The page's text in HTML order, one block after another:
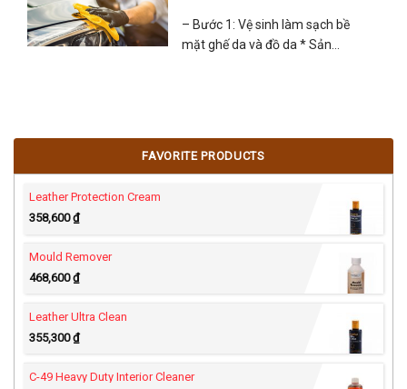
FAVORITE PRODUCTS
Leather Protection Cream
358,600₫
Mould Remover
468,600₫
Leather Ultra Clean
355,300₫
C-49 Heavy Duty Interior Cleaner
ngấm nước vào bề mặt): Phun
Leather Ultra
– Bước 1: Vệ sinh làm sạch bề
mặt ghế da và đồ da * Sản
Leather Ultra